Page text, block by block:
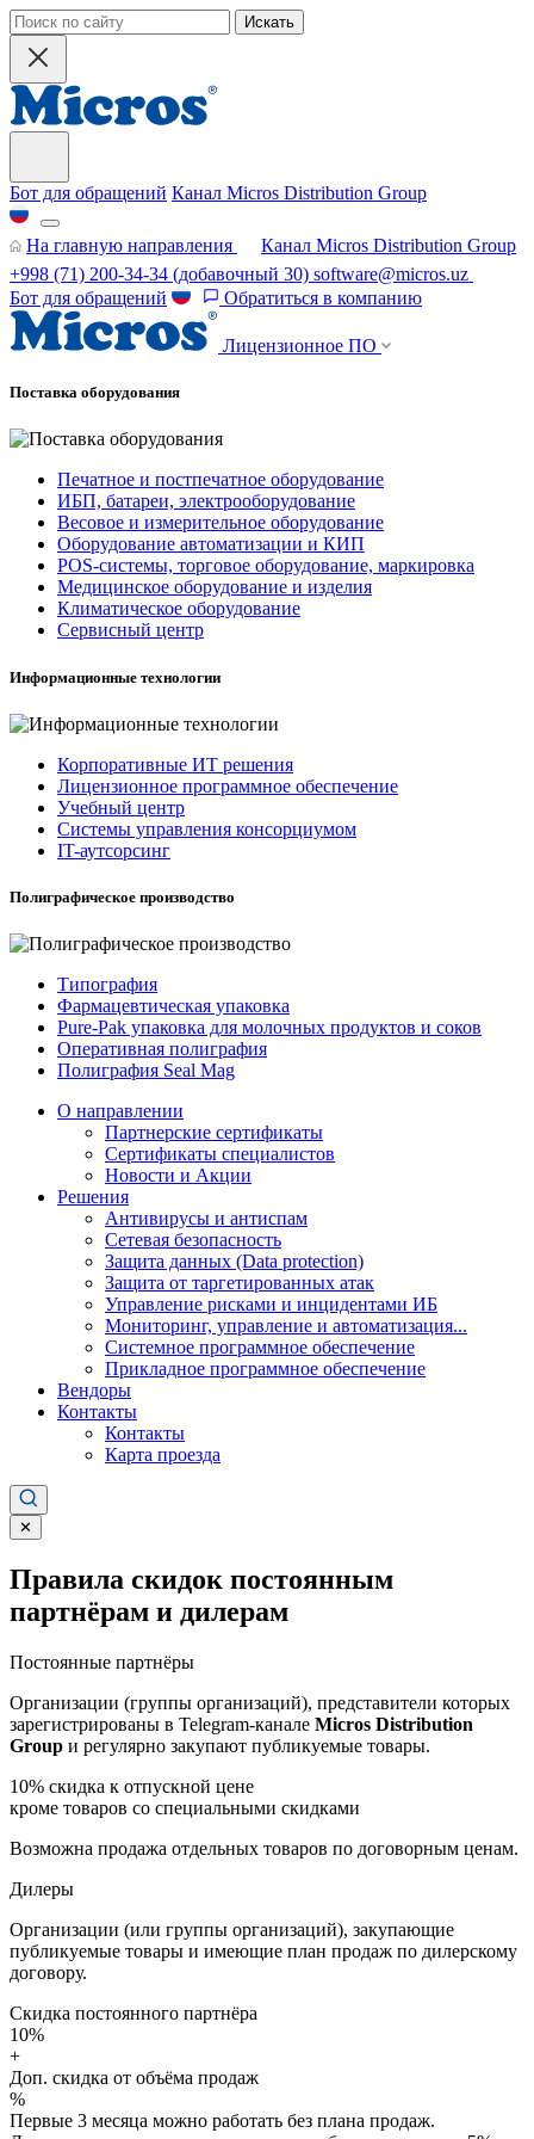
Искать
Бот для обращений Канал Micros Distribution Group
На главную направления
Канал Micros Distribution Group
+998 (71) 200-34-34 (добавочный 30) software@micros.uz
Бот для обращений
Обратиться в компанию
Лицензионное ПО
Поставка оборудования
Печатное и постпечатное оборудование
ИБП, батареи, электрооборудование
Весовое и измерительное оборудование
Оборудование автоматизации и КИП
POS-системы, торговое оборудование, маркировка
Медицинское оборудование и изделия
Климатическое оборудование
Сервисный центр
Информационные технологии
Корпоративные ИТ решения
Лицензионное программное обеспечение
Учебный центр
Системы управления консорциумом
IT-аутсорсинг
Полиграфическое производство
Типография
Фармацевтическая упаковка
Pure-Pak упаковка для молочных продуктов и соков
Оперативная полиграфия
Полиграфия Seal Mag
О направлении
Партнерские сертификаты
Сертификаты специалистов
Новости и Акции
Решения
Антивирусы и антиспам
Сетевая безопасность
Защита данных (Data protection)
Защита от таргетированных атак
Управление рисками и инцидентами ИБ
Мониторинг, управление и автоматизация...
Системное программное обеспечение
Прикладное программное обеспечение
Вендоры
Контакты
Контакты
Карта проезда
✕
Правила скидок постоянным
партнёрам и дилерам
Постоянные партнёры
Организации (группы организаций), представители которых
зарегистрированы в Telegram-канале Micros Distribution
Group и регулярно закупают публикуемые товары.
10% скидка к отпускной цене
кроме товаров со специальными скидками
Возможна продажа отдельных товаров по договорным ценам.
Дилеры
Организации (или группы организаций), закупающие
публикуемые товары и имеющие план продаж по дилерскому
договору.
Скидка постоянного партнёра
10%
+
Доп. скидка от объёма продаж
%
Первые 3 месяца можно работать без плана продаж.